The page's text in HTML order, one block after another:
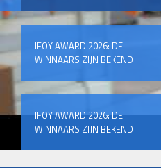
IFOY AWARD 2026: DE
WINNAARS ZIJN BEKEND
IFOY AWARD 2026: DE
WINNAARS ZIJN BEKEND